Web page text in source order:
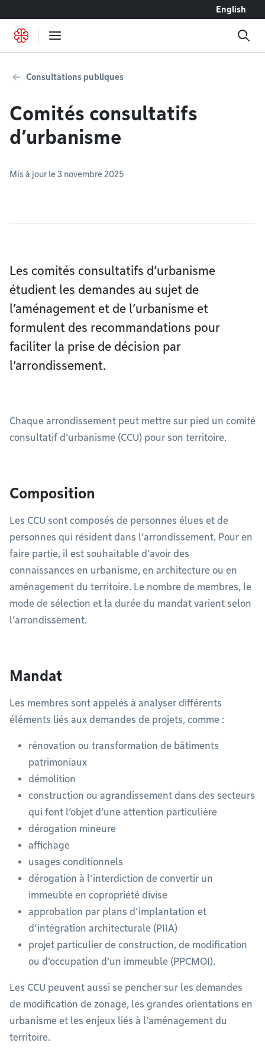
English
Consultations publiques
Comités consultatifs
d’urbanisme
Mis à jour le 3 novembre 2025
Les comités consultatifs d’urbanisme
étudient les demandes au sujet de
l’aménagement et de l’urbanisme et
formulent des recommandations pour
faciliter la prise de décision par
l’arrondissement.
Chaque arrondissement peut mettre sur pied un comité
consultatif d’urbanisme (CCU) pour son territoire.
Composition
Les CCU sont composés de personnes élues et de
personnes qui résident dans l’arrondissement. Pour en
faire partie, il est souhaitable d’avoir des
connaissances en urbanisme, en architecture ou en
aménagement du territoire. Le nombre de membres, le
mode de sélection et la durée du mandat varient selon
l’arrondissement.
Mandat
Les membres sont appelés à analyser différents
éléments liés aux demandes de projets, comme :
rénovation ou transformation de bâtiments
patrimoniaux
démolition
construction ou agrandissement dans des secteurs
qui font l’objet d’une attention particulière
dérogation mineure
affichage
usages conditionnels
dérogation à l’interdiction de convertir un
immeuble en copropriété divise
approbation par plans d’implantation et
d’intégration architecturale (PIIA)
projet particulier de construction, de modification
ou d’occupation d’un immeuble (PPCMOI).
Les CCU peuvent aussi se pencher sur les demandes
de modification de zonage, les grandes orientations en
urbanisme et les enjeux liés à l’aménagement du
territoire.